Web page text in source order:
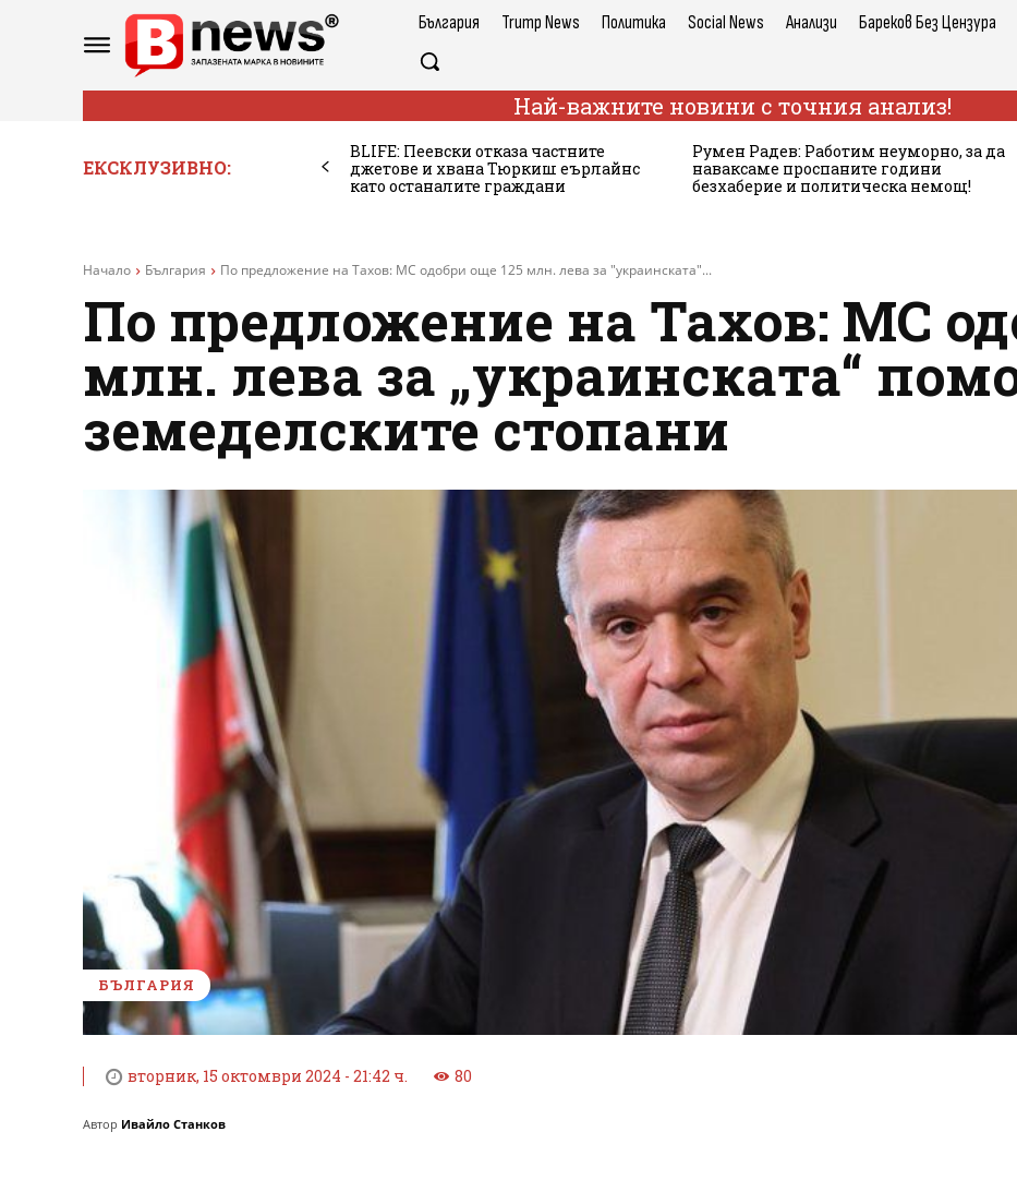
България Trump News Политика Social News Анализи Бареков Без Цензура
Най-важните новини с точния анализ!
ЕКСКЛУЗИВНО:
BLIFE: Пеевски отказа частните
джетове и хвана Тюркиш еърлайнс
като останалите граждани
Румен Радев: Работим неуморно, за да
наваксаме проспаните години
безхаберие и политическа немощ!
Начало България По предложение на Тахов: МС одобри още 125 млн. лева за "украинската"...
По предложение на Тахов: МС
млн. лева за „украинската“
земеделските стопани
БЪЛГАРИЯ
вторник, 15 октомври 2024 - 21:42 ч. 80
Автор Ивайло Станков